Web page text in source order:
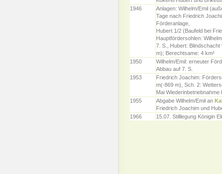
1946
Anlagen: Wilhelm/Emil
Tage nach Friedrich
Förderanlage,
Hubert 1/2 (Baufeld bei
Hauptfördersohlen:
7. S., Hubert:
m); Berechtsame: 4 km²
1950
Wilhelm/Emil: erneuter
Abbau auf 7. S.
1953
Friedrich Joachim:
m(-869 m), Sch. 2:
Mai Wiederinbetriebnahme
1955
Abgabe Wilhelm/Emil an
Friedrich Joachim und
1966
15.07. Stilllegung Königin